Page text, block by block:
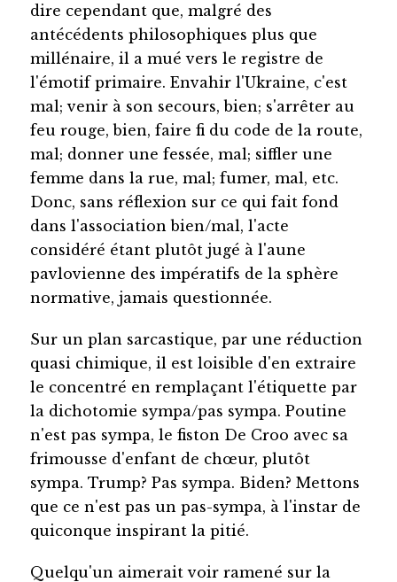
dire cependant que, malgré des
antécédents philosophiques plus que
millénaire, il a mué vers le registre de
l'émotif primaire. Envahir l'Ukraine, c'est
mal; venir à son secours, bien; s'arrêter au
feu rouge, bien, faire fi du code de la route,
mal; donner une fessée, mal; siffler une
femme dans la rue, mal; fumer, mal, etc.
Donc, sans réflexion sur ce qui fait fond
dans l'association bien/mal, l'acte
considéré étant plutôt jugé à l'aune
pavlovienne des impératifs de la sphère
normative, jamais questionnée.
Sur un plan sarcastique, par une réduction
quasi chimique, il est loisible d'en extraire
le concentré en remplaçant l'étiquette par
la dichotomie sympa/pas sympa. Poutine
n'est pas sympa, le fiston De Croo avec sa
frimousse d'enfant de chœur, plutôt
sympa. Trump? Pas sympa. Biden? Mettons
que ce n'est pas un pas-sympa, à l'instar de
quiconque inspirant la pitié.
Quelqu'un aimerait voir ramené sur la